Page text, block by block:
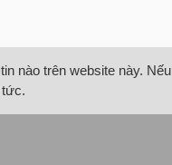
nào trên website này.